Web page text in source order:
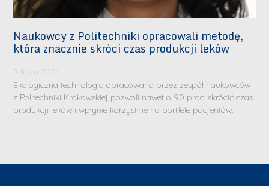
Naukowcy z Politechniki opracowali metodę,
która znacznie skróci czas produkcji leków
5 lipca 2021
Ekologiczna technologia opracowana przez zespół naukowców
z Politechniki Krakowskiej pozwoli nawet o 90 proc. skrócić czas
produkcji leków i wpłynie korzystnie na portfele pacjentów.